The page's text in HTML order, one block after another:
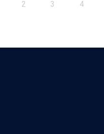
2 3 4